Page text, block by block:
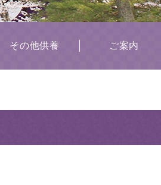
その他供養 ご案内